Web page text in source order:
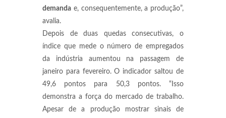
demanda e, consequentemente, a produção”,
avalia.
Depois de duas quedas consecutivas, o
índice que mede o número de empregados
da indústria aumentou na passagem de
janeiro para fevereiro. O indicador saltou de
49,6 pontos para 50,3 pontos. “Isso
demonstra a força do mercado de trabalho.
Apesar de a produção mostrar sinais de